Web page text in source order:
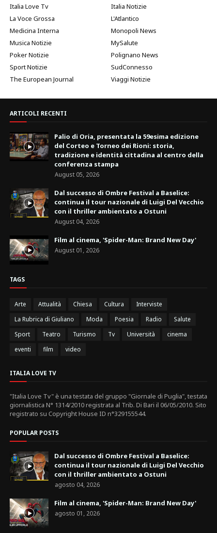
Italia Love Tv
Italia Notizie
La Voce Grossa
L'Atlantico
Medicina Interna
Monopoli News
Musica Notizie
MySalute
Poker Notizie
Polignano News
Sport Notizie
SudConnesso
The European Journal
Viaggi Notizie
ARTICOLI RECENTI
Palio di Oria, presentata la 59esima edizione
del Corteo e Torneo dei Rioni: storia,
tradizione e identità cittadina al centro della
conferenza stampa
August 05, 2026
Dal successo di Ombre Festival a Baselice:
continua il tour nazionale di Luigi Del Vecchio
con il thriller ambientato a Ostuni
August 04, 2026
Film al cinema, 'Spider-Man: Brand New Day'
August 01, 2026
TAGS
Arte Attualità Chiesa Cultura
Interviste
La Rubrica di Giuliano
Moda Poesia Radio
Salute
Sport
Teatro Turismo Tv Università
cinema
eventi
film video
ITALIA LOVE TV
"Italia Love Tv" è una testata del gruppo "Giornale di Puglia", testata
giornalistica N° 1314/2010 registrata al Trib. Di Bari il 06/05/2010. Sito
registrato su Copyright House ID n°329155544.
POPULAR POSTS
Dal successo di Ombre Festival a Baselice:
continua il tour nazionale di Luigi Del Vecchio
con il thriller ambientato a Ostuni
agosto 04, 2026
Film al cinema, 'Spider-Man: Brand New Day'
agosto 01, 2026